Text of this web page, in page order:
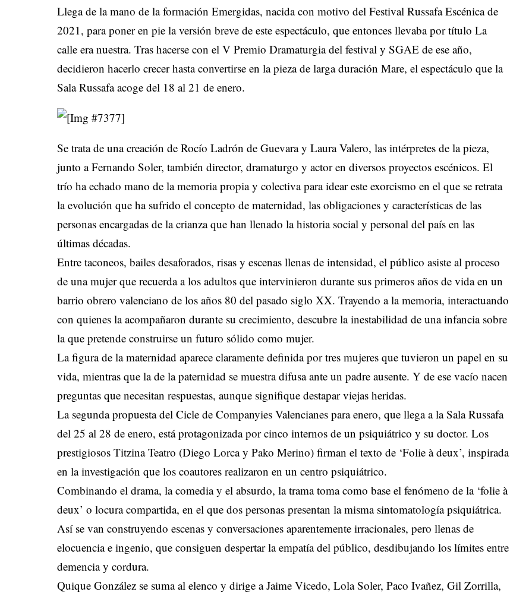
Llega de la mano de la formación Emergidas, nacida con motivo del Festival Russafa Escénica de
2021, para poner en pie la versión breve de este espectáculo, que entonces llevaba por título La
calle era nuestra. Tras hacerse con el V Premio Dramaturgia del festival y SGAE de ese año,
decidieron hacerlo crecer hasta convertirse en la pieza de larga duración Mare, el espectáculo que la
Sala Russafa acoge del 18 al 21 de enero.
Se trata de una creación de Rocío Ladrón de Guevara y Laura Valero, las intérpretes de la pieza,
junto a Fernando Soler, también director, dramaturgo y actor en diversos proyectos escénicos. El
trío ha echado mano de la memoria propia y colectiva para idear este exorcismo en el que se retrata
la evolución que ha sufrido el concepto de maternidad, las obligaciones y características de las
personas encargadas de la crianza que han llenado la historia social y personal del país en las
últimas décadas.
Entre taconeos, bailes desaforados, risas y escenas llenas de intensidad, el público asiste al proceso
de una mujer que recuerda a los adultos que intervinieron durante sus primeros años de vida en un
barrio obrero valenciano de los años 80 del pasado siglo XX. Trayendo a la memoria, interactuando
con quienes la acompañaron durante su crecimiento, descubre la inestabilidad de una infancia sobre
la que pretende construirse un futuro sólido como mujer.
La figura de la maternidad aparece claramente definida por tres mujeres que tuvieron un papel en su
vida, mientras que la de la paternidad se muestra difusa ante un padre ausente. Y de ese vacío nacen
preguntas que necesitan respuestas, aunque signifique destapar viejas heridas.
La segunda propuesta del Cicle de Companyies Valencianes para enero, que llega a la Sala Russafa
del 25 al 28 de enero, está protagonizada por cinco internos de un psiquiátrico y su doctor. Los
prestigiosos Titzina Teatro (Diego Lorca y Pako Merino) firman el texto de ‘Folie à deux’, inspirada
en la investigación que los coautores realizaron en un centro psiquiátrico.
Combinando el drama, la comedia y el absurdo, la trama toma como base el fenómeno de la ‘folie à
deux’ o locura compartida, en el que dos personas presentan la misma sintomatología psiquiátrica.
Así se van construyendo escenas y conversaciones aparentemente irracionales, pero llenas de
elocuencia e ingenio, que consiguen despertar la empatía del público, desdibujando los límites entre
demencia y cordura.
Quique González se suma al elenco y dirige a Jaime Vicedo, Lola Soler, Paco Ivañez, Gil Zorrilla,